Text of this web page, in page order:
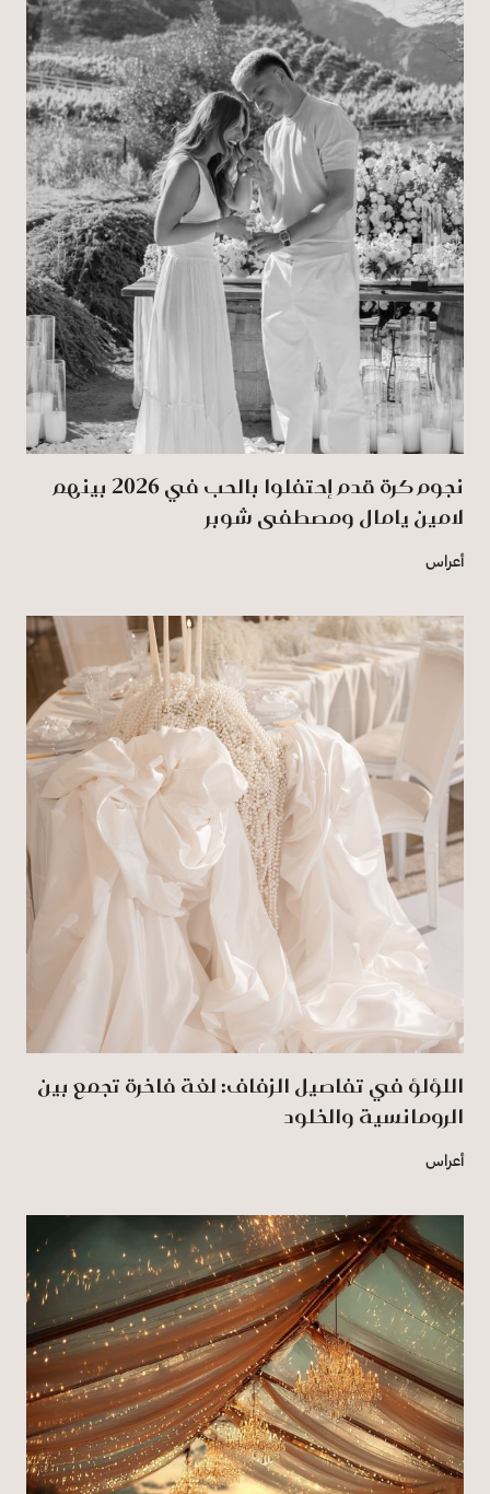
نجوم كرة قدم إحتفلوا بالحب في 2026 بينهم
لامين يامال ومصطفى شوبر
أعراس
اللؤلؤ في تفاصيل الزفاف: لغة فاخرة تجمع بين
الرومانسية والخلود
أعراس